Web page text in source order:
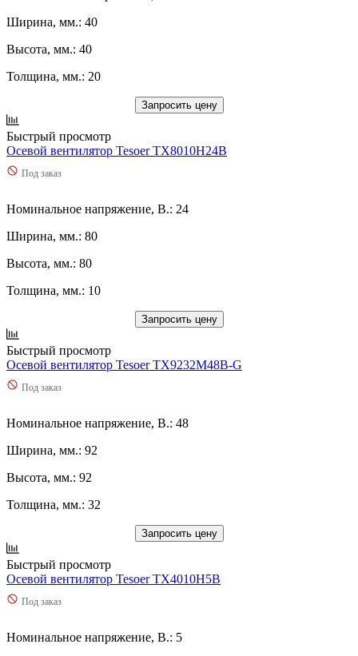
Ширина, мм.: 40
Высота, мм.: 40
Толщина, мм.: 20
Запросить цену
Быстрый просмотр
Осевой вентилятор Tesoer TX8010H24B
Под заказ
Номинальное напряжение, В.: 24
Ширина, мм.: 80
Высота, мм.: 80
Толщина, мм.: 10
Запросить цену
Быстрый просмотр
Осевой вентилятор Tesoer TX9232M48B-G
Под заказ
Номинальное напряжение, В.: 48
Ширина, мм.: 92
Высота, мм.: 92
Толщина, мм.: 32
Запросить цену
Быстрый просмотр
Осевой вентилятор Tesoer TX4010H5B
Под заказ
Номинальное напряжение, В.: 5